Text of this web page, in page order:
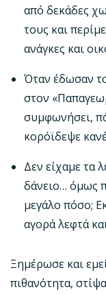
από δεκάδες
τους και
ανάγκες και
Όταν έδωσαν
στον
συμφωνήσει,
κορόϊδεψε
Δεν είχαμε τα
δάνειο… όμως
μεγάλο πόσο;
αγορά λεφτά
Ξημέρωσε και
πιθανότητα,